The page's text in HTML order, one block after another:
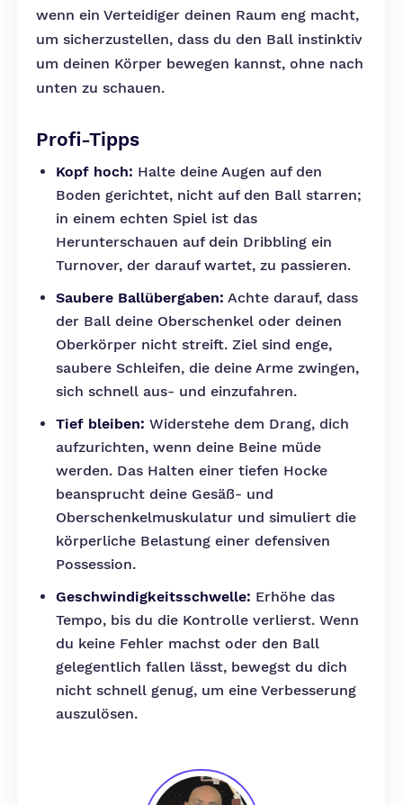
wenn ein Verteidiger deinen Raum eng macht,
um sicherzustellen, dass du den Ball instinktiv
um deinen Körper bewegen kannst, ohne nach
unten zu schauen.
Profi-Tipps
Kopf hoch: Halte deine Augen auf den
Boden gerichtet, nicht auf den Ball starren;
in einem echten Spiel ist das
Herunterschauen auf dein Dribbling ein
Turnover, der darauf wartet, zu passieren.
Saubere Ballübergaben: Achte darauf, dass
der Ball deine Oberschenkel oder deinen
Oberkörper nicht streift. Ziel sind enge,
saubere Schleifen, die deine Arme zwingen,
sich schnell aus- und einzufahren.
Tief bleiben: Widerstehe dem Drang, dich
aufzurichten, wenn deine Beine müde
werden. Das Halten einer tiefen Hocke
beansprucht deine Gesäß- und
Oberschenkelmuskulatur und simuliert die
körperliche Belastung einer defensiven
Possession.
Geschwindigkeitsschwelle: Erhöhe das
Tempo, bis du die Kontrolle verlierst. Wenn
du keine Fehler machst oder den Ball
gelegentlich fallen lässt, bewegst du dich
nicht schnell genug, um eine Verbesserung
auszulösen.